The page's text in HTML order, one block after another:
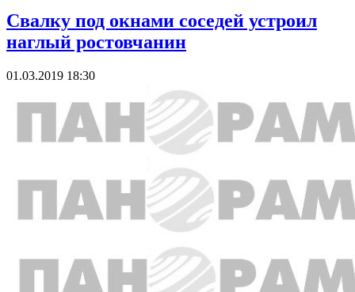
Свалку под окнами соседей устроил
наглый ростовчанин
01.03.2019 18:30